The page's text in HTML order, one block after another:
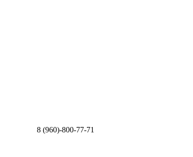
8 (960)-800-77-71